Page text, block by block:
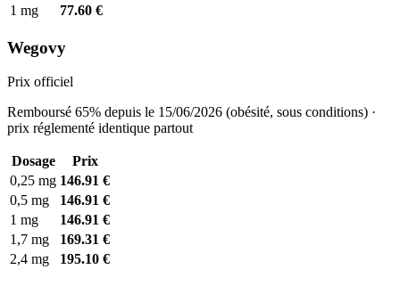
1 mg
77.60 €
Wegovy
Prix officiel
Remboursé 65% depuis le 15/06/2026 (obésité, sous conditions) ·
prix réglementé identique partout
Dosage
Prix
0,25 mg 146.91 €
0,5 mg
146.91 €
1 mg
146.91 €
1,7 mg
169.31 €
2,4 mg
195.10 €